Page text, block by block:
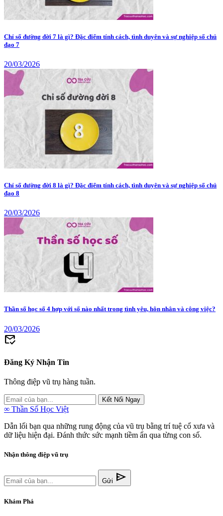
Chỉ số đường đời 7 là gì? Đặc điểm tính cách, tình duyên và sự nghiệp số chủ
đạo 7
20/03/2026
Chỉ số đường đời 8 là gì? Đặc điểm tính cách, tình duyên và sự nghiệp số chủ
đạo 8
20/03/2026
Thần số học số 4 hợp với số nào nhất trong tình yêu, hôn nhân và công việc?
20/03/2026
mark_email_read
Đăng Ký Nhận Tin
Thông điệp vũ trụ hàng tuần.
Kết Nối Ngay
∞ Thần Số Học Việt
Dẫn lối bạn qua những rung động của vũ trụ bằng trí tuệ cổ xưa và
dữ liệu hiện đại. Đánh thức sức mạnh tiềm ẩn qua từng con số.
Nhận thông điệp vũ trụ
Gửi send
Khám Phá